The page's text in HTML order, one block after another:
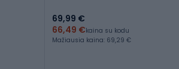
69,99 €
66,49 €kaina su kodu
Mažiausia kaina: 69,29 €